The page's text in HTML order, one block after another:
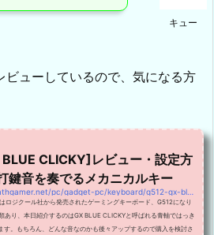
キュー
ビューしているので、気になる方
CLICKY]レビュー・設定方
鍵音を奏でるメカニカルキー
ロジクール社から発売されたゲーミングキーボード、G512になり
あり、本日紹介するのはGX BLUE CLICKYと呼ばれる青軸ではっき
す。もちろん、どんな音なのかも後々アップするので購入を検討さ